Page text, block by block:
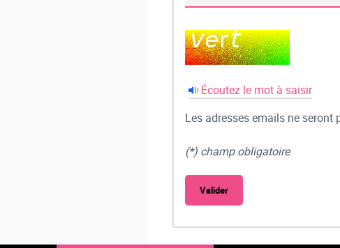
Écoutez le mot à saisir
Les adresses emails ne seront
(*) champ obligatoire